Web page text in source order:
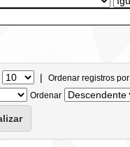
| Ordenar registros por
Ordenar